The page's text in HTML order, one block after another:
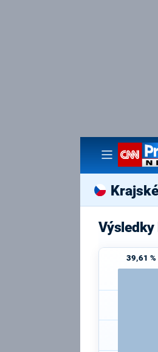
Výsledky
39,61 %